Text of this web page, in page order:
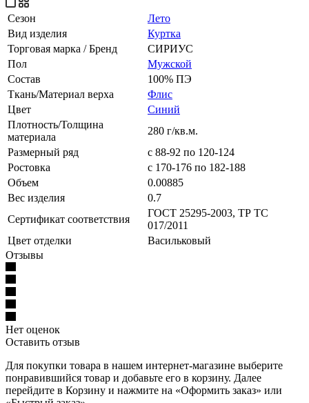
Сезон
Лето
Вид изделия
Куртка
Торговая марка / Бренд
СИРИУС
Пол
Мужской
Состав
100% ПЭ
Ткань/Материал верха
Флис
Цвет
Синий
Плотность/Толщина
материала
280 г/кв.м.
Размерный ряд
с 88-92 по 120-124
Ростовка
с 170-176 по 182-188
Объем
0.00885
Вес изделия
0.7
Сертификат соответствия
ГОСТ 25295-2003, ТР ТС
017/2011
Цвет отделки
Васильковый
Отзывы
Нет оценок
Оставить отзыв
Для покупки товара в нашем интернет-магазине выберите
понравившийся товар и добавьте его в корзину. Далее
перейдите в Корзину и нажмите на «Оформить заказ» или